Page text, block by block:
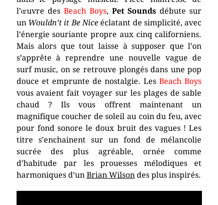
l’œuvre des Beach Boys,Pet Sounds débute sur
un Wouldn’t it Be Nice éclatant de simplicité, avec
l’énergie souriante propre aux cinq californiens.
Mais alors que tout laisse à supposer que l’on
s’apprête à reprendre une nouvelle vague de
surf music, on se retrouve plongés dans une pop
douce et emprunte de nostalgie. LesBeach Boys
vous avaient fait voyager sur les plages de sable
chaud ? Ils vous offrent maintenant un
magnifique coucher de soleil au coin du feu, avec
pour fond sonore le doux bruit des vagues ! Les
titre s’enchainent sur un fond de mélancolie
sucrée des plus agréable, ornée comme
d’habitude par les prouesses mélodiques et
harmoniques d’un Brian Wilsondes plus inspirés.